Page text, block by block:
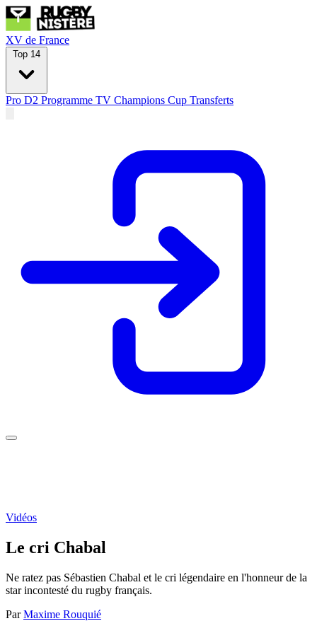
XV de France
Top 14
Pro D2 Programme TV Champions Cup Transferts
Vidéos
Le cri Chabal
Ne ratez pas Sébastien Chabal et le cri légendaire en l'honneur de la
star incontesté du rugby français.
Par Maxime Rouquié